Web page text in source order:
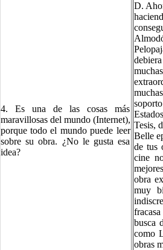
4. Es una de las cosas más
maravillosas del mundo (Internet),
porque todo el mundo puede leer
sobre su obra. ¿No le gusta esa
idea?
D.
Tesis,
Belle
de tus
cine
obra
muy
busca
como
obras